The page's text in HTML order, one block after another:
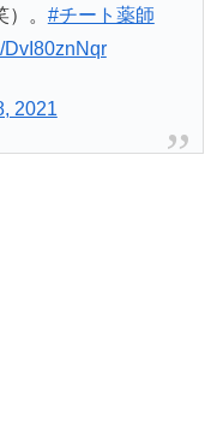
。 #チート薬師
DvI80znNqr
2021